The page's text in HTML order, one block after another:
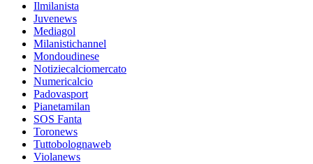
Ilmilanista
Juvenews
Mediagol
Milanistichannel
Mondoudinese
Notiziecalciomercato
Numericalcio
Padovasport
Pianetamilan
SOS Fanta
Toronews
Tuttobolognaweb
Violanews